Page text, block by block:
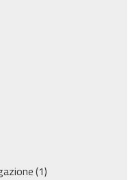
(1)